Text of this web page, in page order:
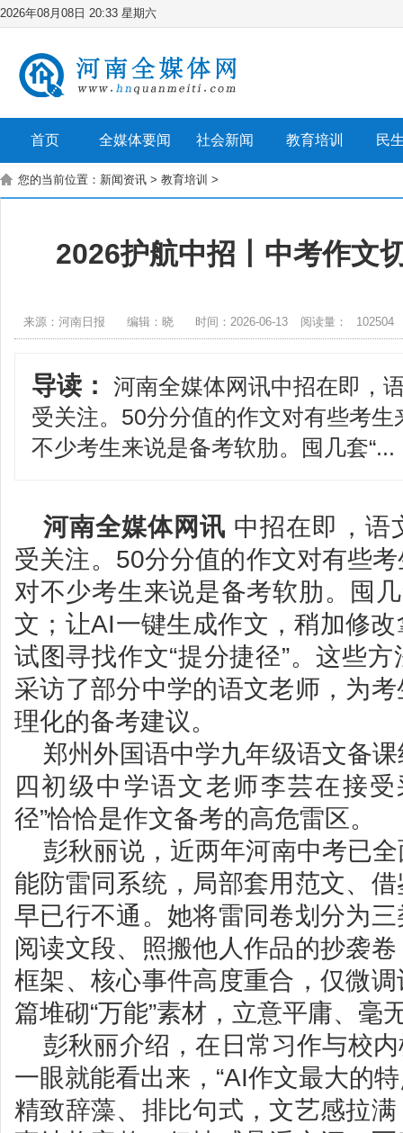
2026年08月08日 20:33 星期六
首页 全媒体要闻 社会新闻 教育培训 民
您的当前位置： 新闻资讯 > 教育培训 >
2026护航中招丨中考作文
来源：河南日报 编辑：晓 时间：2026-06-13 阅读量： 102504
导读：
河南全媒体网讯中招在即，
受关注。50分分值的作文对有些考
不少考生来说是备考软肋。囤几套“...
河南全媒体网讯 中招在即，语
受关注。50分分值的作文对有些
对不少考生来说是备考软肋。囤
文；让AI一键生成作文，稍加修
试图寻找作文“提分捷径”。这些
采访了部分中学的语文老师，为
理化的备考建议。
郑州外国语中学九年级语文备
四初级中学语文老师李芸在接
径”恰恰是作文备考的高危雷区。
彭秋丽说，近两年河南中考已
能防雷同系统，局部套用范文、
早已行不通。她将雷同卷划分为
阅读文段、照搬他人作品的抄袭
框架、核心事件高度重合，仅微
篇堆砌“万能”素材，立意平庸、毫
彭秋丽介绍，在日常习作与校
一眼就能看出来，“AI作文最大的
精致辞藻、排比句式，文艺感拉